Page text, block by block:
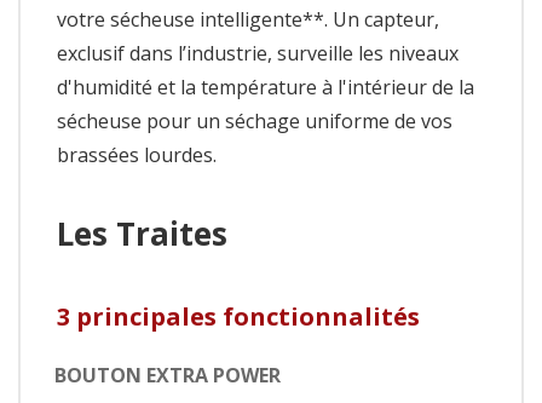
votre sécheuse intelligente**. Un capteur,
exclusif dans l’industrie, surveille les niveaux
d'humidité et la température à l'intérieur de la
sécheuse pour un séchage uniforme de vos
brassées lourdes.
Les Traites
3 principales fonctionnalités
BOUTON EXTRA POWER